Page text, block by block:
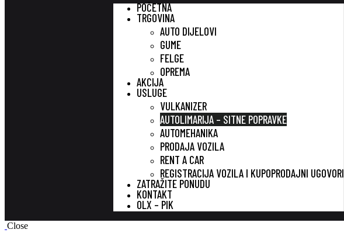
POČETNA
TRGOVINA
AUTO DIJELOVI
GUME
FELGE
OPREMA
AKCIJA
USLUGE
VULKANIZER
AUTOLIMARIJA – SITNE POPRAVKE
AUTOMEHANIKA
PRODAJA VOZILA
RENT A CAR
REGISTRACIJA VOZILA I KUPOPRODAJNI UGOVORI
ZATRAŽITE PONUDU
KONTAKT
OLX – PIK
Close